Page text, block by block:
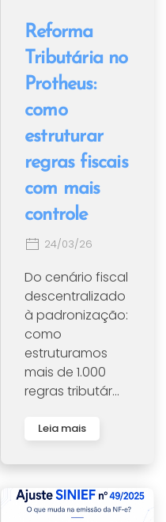
Reforma
Tributária no
Protheus:
como
estruturar
regras fiscais
com mais
controle
24/03/26
Do cenário fiscal
descentralizado
à padronização:
como
estruturamos
mais de 1.000
regras tributár...
Leia mais